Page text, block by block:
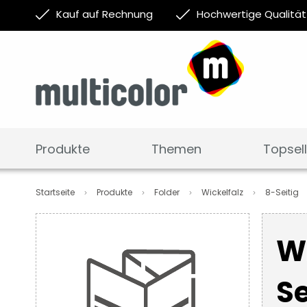
Kauf auf Rechnung Hochwertige Qualität
Produkte Themen
Startseite Produkte Folder Wickelfalz 8-Seitig
Zum
Ende
der
Bildergalerie
springen